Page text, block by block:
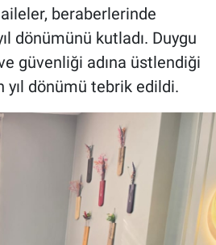
beraberlerinde
dönümünü kutladı. Duygu
güvenliği adına üstlendiği
dönümü tebrik edildi.